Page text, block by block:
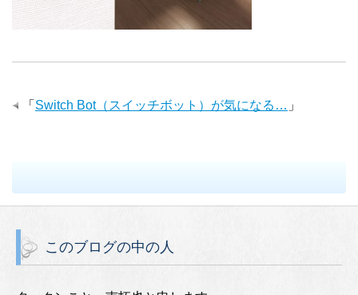
「 Switch Bot（スイッチボット）が気になる… 」
このブログの中の人